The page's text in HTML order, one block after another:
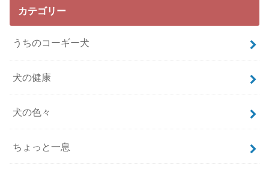
カテゴリー
うちのコーギー犬
犬の健康
犬の色々
ちょっと一息